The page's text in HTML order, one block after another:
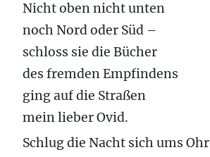
Nicht oben nicht unten
noch Nord oder Süd –
schloss sie die Bücher
des fremden Empfindens
ging auf die Straßen
mein lieber Ovid.
Schlug die Nacht sich ums Ohr